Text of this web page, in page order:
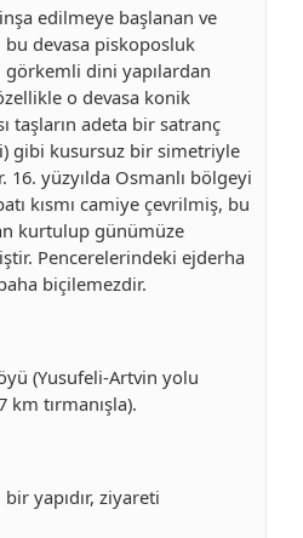
edilmeye başlanan ve
bu devasa piskoposluk
görkemli dini yapılardan
o devasa konik
taşların adeta bir satranç
gibi kusursuz bir simetriyle
16. yüzyılda Osmanlı bölgeyi
kısmı camiye çevrilmiş, bu
kurtulup günümüze
Pencerelerindeki ejderha
biçilemezdir.
(Yusufeli-Artvin yolu
tırmanışla).
yapıdır, ziyareti